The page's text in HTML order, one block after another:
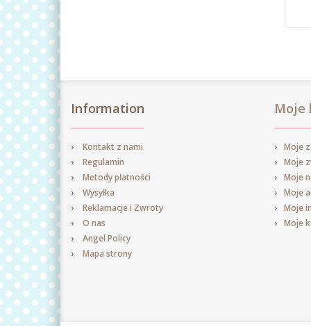
Information
Kontakt z nami
Regulamin
Metody płatności
Wysyłka
Reklamacje i Zwroty
O nas
Angel Policy
Mapa strony
Moje
Moje
Moje
Moje
Moje
Moje
Moje